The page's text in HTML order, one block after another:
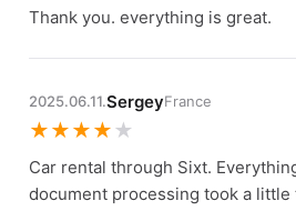
Thank you. everything is great.
2025.06.11.SergeyFrance
★★★★★
Car rental through Sixt.
document processing took a little